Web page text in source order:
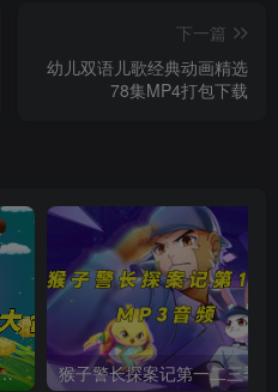
下一篇
幼儿双语儿歌经典动画精选
78集MP4打包下载
歌舞蹈视频大合集